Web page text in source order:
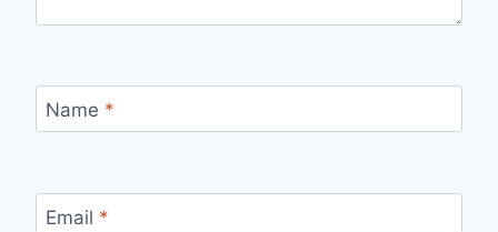
Name *
Email *